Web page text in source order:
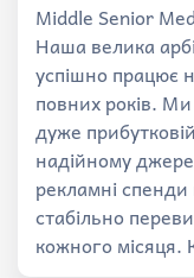
Middle Senior
Наша велика
успішно працює
повних років.
дуже
надійному
рекламні спенди
стабільно
кожного